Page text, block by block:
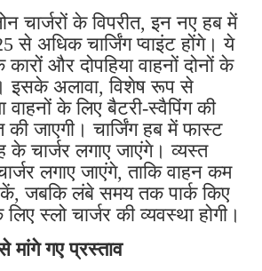
चार्जरों के विपरीत, इन नए हब में
से अधिक चार्जिंग प्वाइंट होंगे। ये
और दोपहिया वाहनों दोनों के
इसके अलावा, विशेष रूप से
वाहनों के लिए बैटरी-स्वैपिंग की
की जाएगी। चार्जिंग हब में फास्ट
के चार्जर लगाए जाएंगे। व्यस्त
लगाए जाएंगे, ताकि वाहन कम
जबकि लंबे समय तक पार्क किए
स्लो चार्जर की व्यवस्था होगी।
मांगे गए प्रस्ताव